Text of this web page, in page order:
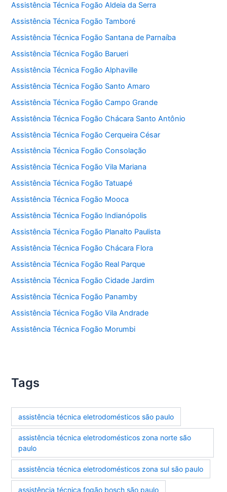
Assistência Técnica Fogão Aldeia da Serra
Assistência Técnica Fogão Tamboré
Assistência Técnica Fogão Santana de Parnaíba
Assistência Técnica Fogão Barueri
Assistência Técnica Fogão Alphaville
Assistência Técnica Fogão Santo Amaro
Assistência Técnica Fogão Campo Grande
Assistência Técnica Fogão Chácara Santo Antônio
Assistência Técnica Fogão Cerqueira César
Assistência Técnica Fogão Consolação
Assistência Técnica Fogão Vila Mariana
Assistência Técnica Fogão Tatuapé
Assistência Técnica Fogão Mooca
Assistência Técnica Fogão Indianópolis
Assistência Técnica Fogão Planalto Paulista
Assistência Técnica Fogão Chácara Flora
Assistência Técnica Fogão Real Parque
Assistência Técnica Fogão Cidade Jardim
Assistência Técnica Fogão Panamby
Assistência Técnica Fogão Vila Andrade
Assistência Técnica Fogão Morumbi
Tags
assistência técnica eletrodomésticos são paulo
assistência técnica eletrodomésticos zona norte são
paulo
assistência técnica eletrodomésticos zona sul são paulo
assistência técnica fogão bosch são paulo